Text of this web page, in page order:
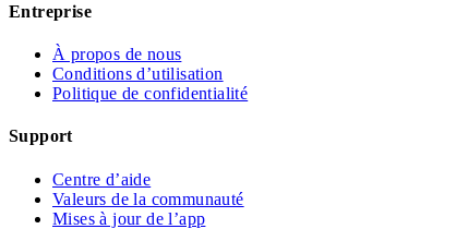
Entreprise
À propos de nous
Conditions d’utilisation
Politique de confidentialité
Support
Centre d’aide
Valeurs de la communauté
Mises à jour de l’app